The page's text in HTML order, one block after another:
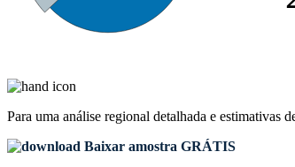
Para uma análise regional detalhada e estimativas
Baixar amostra GRÁTIS